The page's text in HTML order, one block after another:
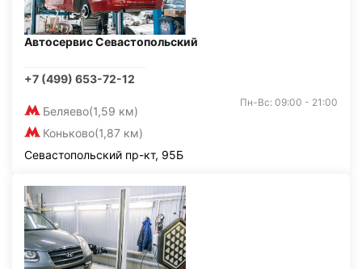
Автосервис Севастопольский
+7 (499) 653-72-12
Беляево(1,59 км)
Коньково(1,87 км)
Пн-Вс: 09:00 - 21:00
Севастопольский пр-кт, 95Б